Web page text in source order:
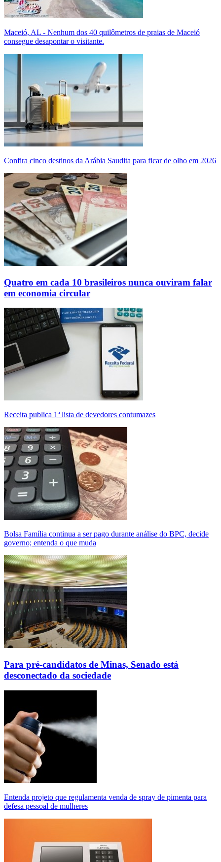
Maceió, AL - Nenhum dos 40 quilômetros de praias de Maceió
consegue desapontar o visitante.
Confira cinco destinos da Arábia Saudita para ficar de olho em 2026
Quatro em cada 10 brasileiros nunca ouviram falar
em economia circular
Receita publica 1ª lista de devedores contumazes
Bolsa Família continua a ser pago durante análise do BPC, decide
governo; entenda o que muda
Para pré-candidatos de Minas, Senado está
desconectado da sociedade
Entenda projeto que regulamenta venda de spray de pimenta para
defesa pessoal de mulheres